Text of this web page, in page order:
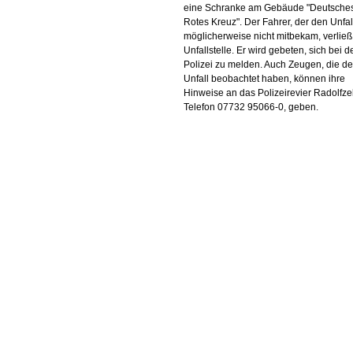
eine Schranke am Gebäude
Rotes Kreuz". Der Fahrer, der den
möglicherweise nicht mitbekam,
Unfallstelle. Er wird gebeten, sich bei
Polizei zu melden. Auch Zeugen, die
Unfall beobachtet haben, können ihre
Hinweise an das Polizeirevier
Telefon 07732 95066-0, geben.